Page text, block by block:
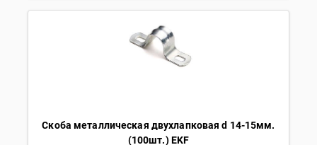
Скоба металлическая двухлапковая d 14-15мм.
(100шт.) EKF